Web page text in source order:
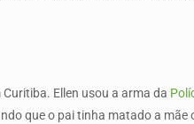
Ellen usou a arma da
que o pai tinha matado a